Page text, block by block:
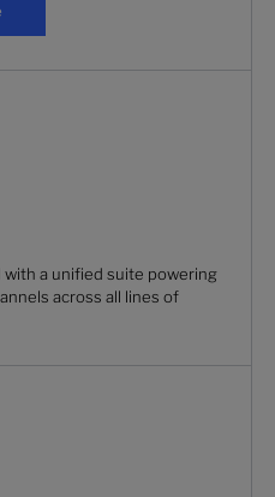
with a unified suite powering
across all lines of